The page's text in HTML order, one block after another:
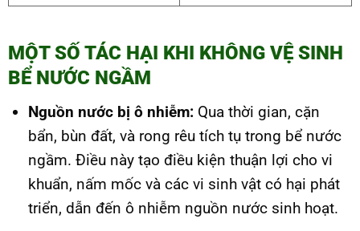
MỘT SỐ TÁC HẠI KHI KHÔNG VỆ SINH
BỂ NƯỚC NGẦM
Nguồn nước bị ô nhiễm: Qua thời gian, cặn
bẩn, bùn đất, và rong rêu tích tụ trong bể nước
ngầm. Điều này tạo điều kiện thuận lợi cho vi
khuẩn, nấm mốc và các vi sinh vật có hại phát
triển, dẫn đến ô nhiễm nguồn nước sinh hoạt.